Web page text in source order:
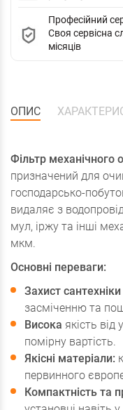
Професійний
Своя сервісна
місяців
ОПИС
Фільтр
призначений для
господарсько-
видаляє з
мул, іржу та інші
мкм.
Основні переваги:
Захист
засміченню та
Висока якість від
помірну вартість.
Якісні матеріали:
первинного
Компактність та